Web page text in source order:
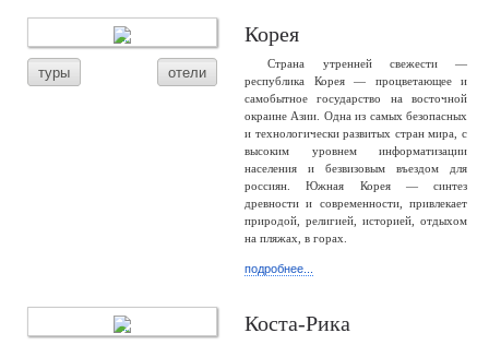
туры отели
Корея
Страна утренней свежести —
республика Корея — процветающее и
самобытное государство на восточной
окраине Азии. Одна из самых безопасных
и технологически развитых стран мира, с
высоким уровнем информатизации
населения и безвизовым въездом для
россиян. Южная Корея — синтез
древности и современности, привлекает
природой, религией, историей, отдыхом
на пляжах, в горах.
подробнее...
Коста-Рика